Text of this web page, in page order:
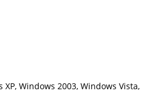
Windows 2003, Windows Vista,